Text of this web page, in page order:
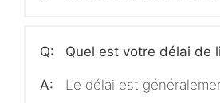
Q: Quel est votre délai de
A: Le délai est